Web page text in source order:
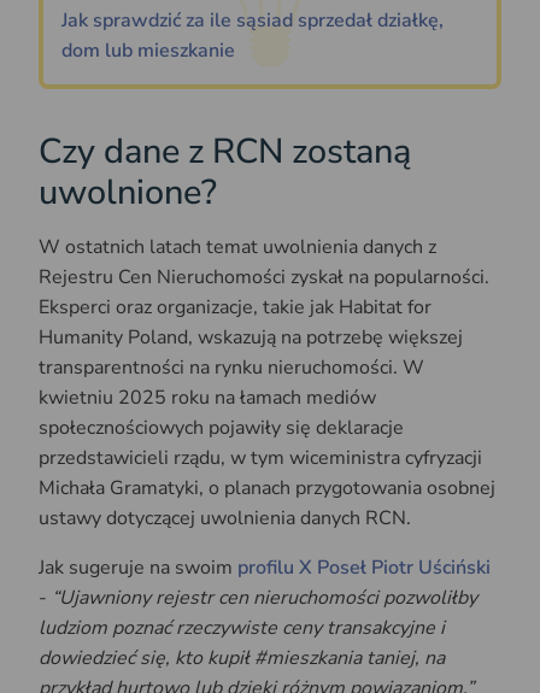
Jak sprawdzić za ile sąsiad sprzedał działkę,
dom lub mieszkanie
Czy dane z RCN zostaną
uwolnione?
W ostatnich latach temat uwolnienia danych z
Rejestru Cen Nieruchomości zyskał na popularności.
Eksperci oraz organizacje, takie jak Habitat for
Humanity Poland, wskazują na potrzebę większej
transparentności na rynku nieruchomości. W
kwietniu 2025 roku na łamach mediów
społecznościowych pojawiły się deklaracje
przedstawicieli rządu, w tym wiceministra cyfryzacji
Michała Gramatyki, o planach przygotowania osobnej
ustawy dotyczącej uwolnienia danych RCN.
Jak sugeruje na swoim profilu X Poseł Piotr Uściński
- “Ujawniony rejestr cen nieruchomości pozwoliłby
ludziom poznać rzeczywiste ceny transakcyjne i
dowiedzieć się, kto kupił #mieszkania taniej, na